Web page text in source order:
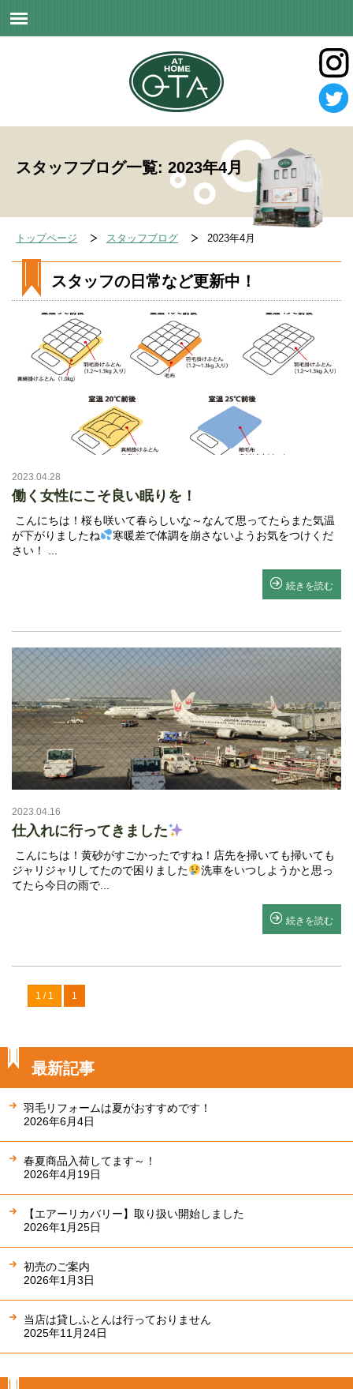
スタッフブログ一覧: 2023年4月
トップページ スタッフブログ 2023年4月
スタッフの日常など更新中！
2023.04.28
働く女性にこそ良い眠りを！
こんにちは！桜も咲いて春らしいな～なんて思ってたらまた気温
が下がりましたね
寒暖差で体調を崩さないようお気をつけくだ
さい！ ...
続きを読む
2023.04.16
仕入れに行ってきました
こんにちは！黄砂がすごかったですね！店先を掃いても掃いても
ジャリジャリしてたので困りました
洗車をいつしようかと思っ
てたら今日の雨で...
続きを読む
1 / 1 1
最新記事
羽毛リフォームは夏がおすすめです！
2026年6月4日
春夏商品入荷してます～！
2026年4月19日
【エアーリカバリー】取り扱い開始しました
2026年1月25日
初売のご案内
2026年1月3日
当店は貸しふとんは行っておりません
2025年11月24日